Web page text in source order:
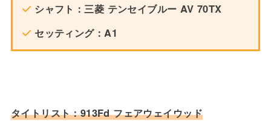
シャフト：三菱 テンセイブルー AV 70TX
セッティング：A1
タイトリスト：913Fd フェアウェイウッド